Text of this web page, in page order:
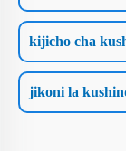
kijicho cha
jikoni la